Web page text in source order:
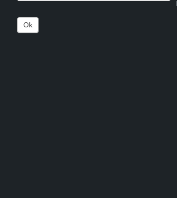
Ok